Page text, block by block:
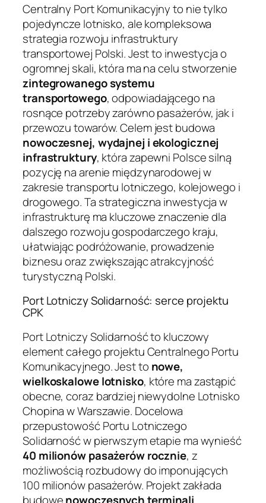
Centralny Port Komunikacyjny to nie tylko
pojedyncze lotnisko, ale kompleksowa
strategia rozwoju infrastruktury
transportowej Polski. Jest to inwestycja o
ogromnej skali, która ma na celu stworzenie
zintegrowanego systemu
transportowego, odpowiadającego na
rosnące potrzeby zarówno pasażerów, jak i
przewozu towarów. Celem jest budowa
nowoczesnej, wydajnej i ekologicznej
infrastruktury, która zapewni Polsce silną
pozycję na arenie międzynarodowej w
zakresie transportu lotniczego, kolejowego i
drogowego. Ta strategiczna inwestycja w
infrastrukturę ma kluczowe znaczenie dla
dalszego rozwoju gospodarczego kraju,
ułatwiając podróżowanie, prowadzenie
biznesu oraz zwiększając atrakcyjność
turystyczną Polski.
Port Lotniczy Solidarność: serce projektu
CPK
Port Lotniczy Solidarność to kluczowy
element całego projektu Centralnego Portu
Komunikacyjnego. Jest to nowe,
wielkoskalowe lotnisko, które ma zastąpić
obecne, coraz bardziej niewydolne Lotnisko
Chopina w Warszawie. Docelowa
przepustowość Portu Lotniczego
Solidarność w pierwszym etapie ma wynieść
40 milionów pasażerów rocznie, z
możliwością rozbudowy do imponujących
100 milionów pasażerów. Projekt zakłada
budowęnowoczesnych terminali